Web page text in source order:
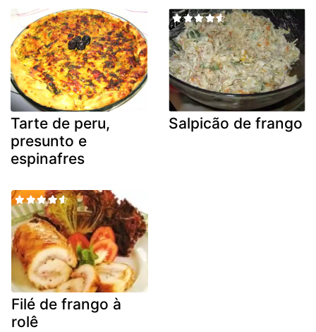
Tarte de peru,
presunto e
espinafres
Salpicão de frango
Filé de frango à
rolê